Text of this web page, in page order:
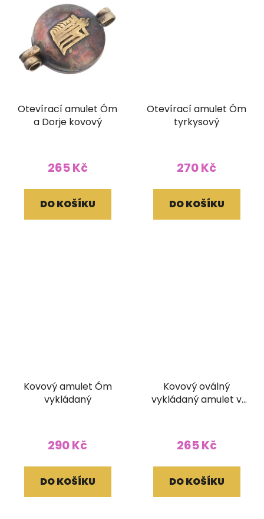
Otevírací amulet Óm
a Dorje kovový
265 Kč
DO KOŠÍKU
Otevírací amulet Óm
tyrkysový
270 Kč
DO KOŠÍKU
Kovový amulet Óm
vykládaný
290 Kč
DO KOŠÍKU
Kovový oválný
vykládaný amulet v
265 Kč
DO KOŠÍKU